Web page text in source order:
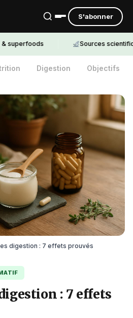
S'abonner
Sources scientifiques
Digestion Objectifs
digestion : 7 effets prouvés
: 7 effets